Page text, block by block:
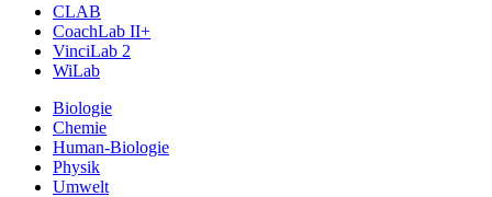
CLAB
CoachLab II+
VinciLab 2
WiLab
Biologie
Chemie
Human-Biologie
Physik
Umwelt